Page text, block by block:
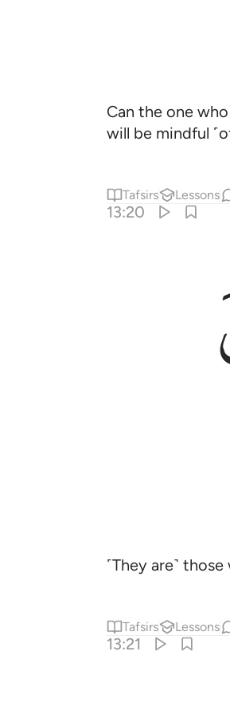
Can the one
will be mindful
Tafsirs Lessons
13:20
˹They are˺
Tafsirs Lessons
13:21